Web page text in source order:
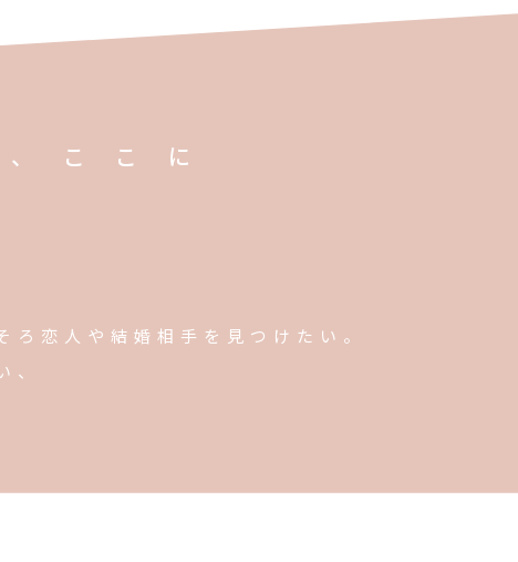
ここに
恋人や結婚相手を見つけたい。
、